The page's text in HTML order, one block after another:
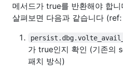
메서드가 true를 반환해야 합
살펴보면 다음과 같습니다 (ref:
가 true인지 확인 (기존의
패치 방식)